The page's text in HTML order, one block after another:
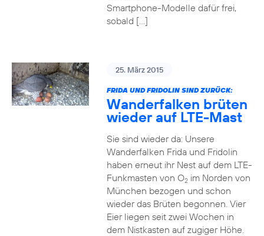
Smartphone-Modelle dafür frei,
sobald […]
25. März 2015
FRIDA UND FRIDOLIN SIND ZURÜCK:
Wanderfalken brüten
wieder auf LTE-Mast
Sie sind wieder da: Unsere
Wanderfalken Frida und Fridolin
haben erneut ihr Nest auf dem LTE-
Funkmasten von O2im Norden von
München bezogen und schon
wieder das Brüten begonnen. Vier
Eier liegen seit zwei Wochen in
dem Nistkasten auf zugiger Höhe.